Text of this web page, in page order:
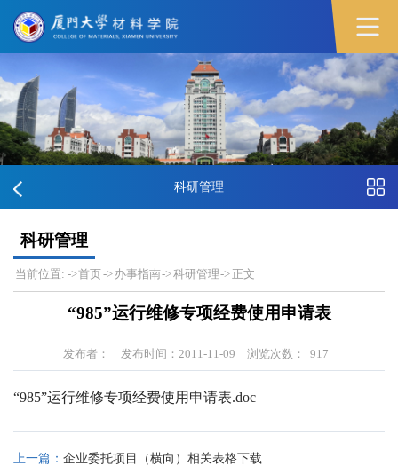
科研管理
科研管理
当前位置: ->首页 -> 办事指南->科研管理-> 正文
“985”运行维修专项经费使用申请表
发布者： 发布时间：2011-11-09 浏览次数： 917
“985”运行维修专项经费使用申请表.doc
上一篇： 企业委托项目（横向）相关表格下载